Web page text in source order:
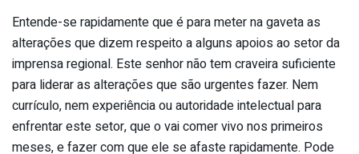
Entende-se rapidamente que é para meter na gaveta as
alterações que dizem respeito a alguns apoios ao setor da
imprensa regional. Este senhor não tem craveira suficiente
para liderar as alterações que são urgentes fazer. Nem
currículo, nem experiência ou autoridade intelectual para
enfrentar este setor, que o vai comer vivo nos primeiros
meses, e fazer com que ele se afaste rapidamente. Pode